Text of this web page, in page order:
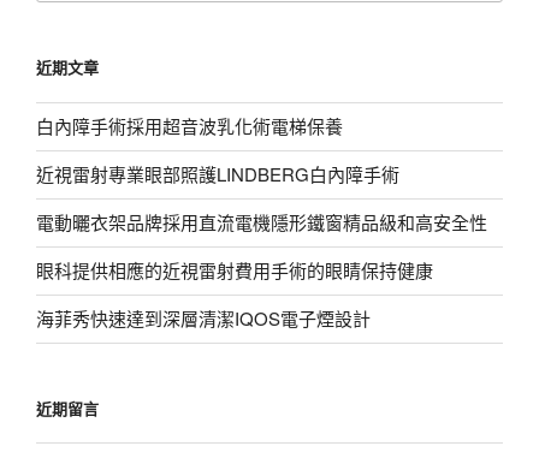
字:
近期文章
白內障手術採用超音波乳化術電梯保養
近視雷射專業眼部照護LINDBERG白內障手術
電動曬衣架品牌採用直流電機隱形鐵窗精品級和高安全性
眼科提供相應的近視雷射費用手術的眼睛保持健康
海菲秀快速達到深層清潔IQOS電子煙設計
近期留言